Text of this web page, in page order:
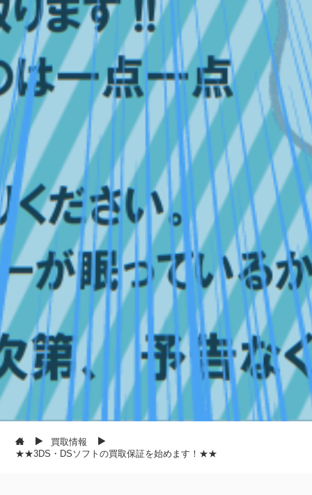
買取情報
★★3DS・DSソフトの買取保証を始めます！★★